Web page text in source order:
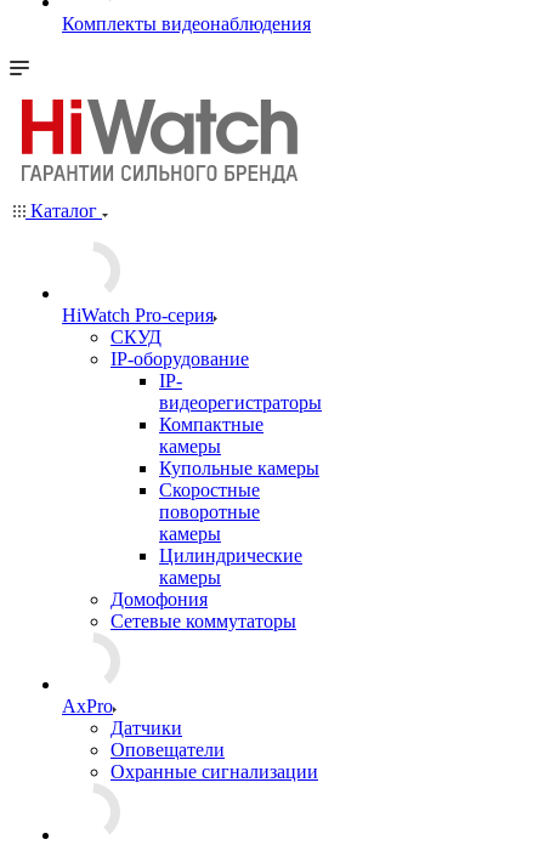
Комплекты видеонаблюдения
Каталог
HiWatch Pro-серия
CКУД
IP-оборудование
IP-
видеорегистраторы
Компактные
камеры
Купольные камеры
Скоростные
поворотные
камеры
Цилиндрические
камеры
Домофония
Сетевые коммутаторы
AxPro
Датчики
Оповещатели
Охранные сигнализации